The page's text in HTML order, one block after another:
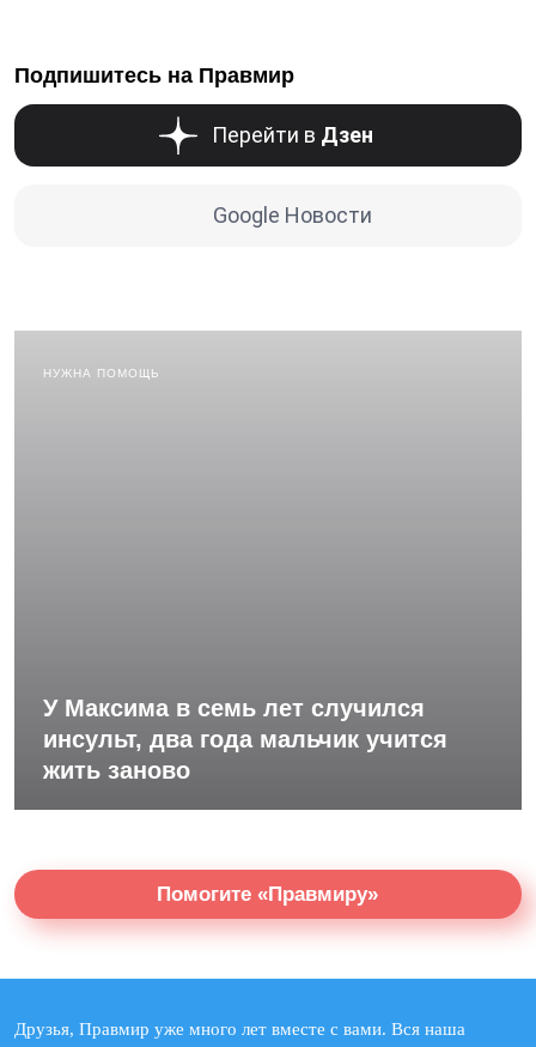
Подпишитесь на Правмир
Перейти в Дзен
Google Новости
НУЖНА ПОМОЩЬ
У Максима в семь лет случился
инсульт, два года мальчик учится
жить заново
Помогите «Правмиру»
Друзья, Правмир уже много лет вместе с вами. Вся наша